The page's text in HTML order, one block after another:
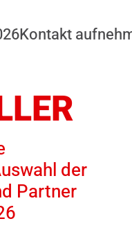
Kontakt
der
Partner